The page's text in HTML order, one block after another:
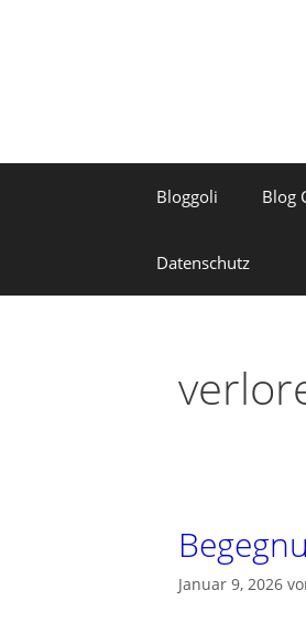
Bloggoli Blog
Datenschutz
Januar 9, 2026